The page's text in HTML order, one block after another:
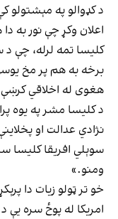
د کډوالو په مېشتولو
اعلان وکړ چې نور به
کلیسا تمه لرله، چې د
برخه به هم پر مخ
هغوی له اخلاقي
د کلیسا مشر په یوه
نژادي عدالت او
سوېلي افریقا کلیسا
ومنو.»
خو تر ټولو زیات دا
امریکا له پوځ سره یې